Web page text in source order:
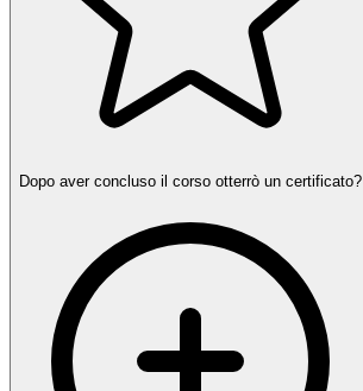
Dopo aver concluso il corso otterrò un certificato?